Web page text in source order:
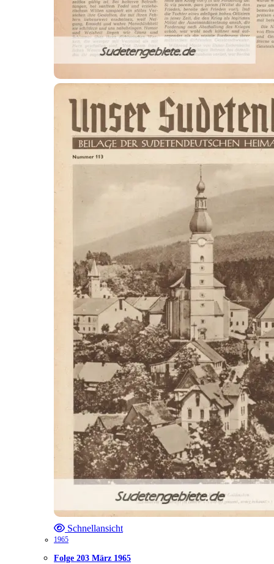
Schnellansicht
1965
Folge 203 März 1965